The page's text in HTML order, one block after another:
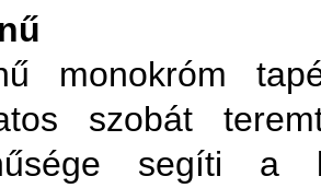
monokróm
szobát
segíti a